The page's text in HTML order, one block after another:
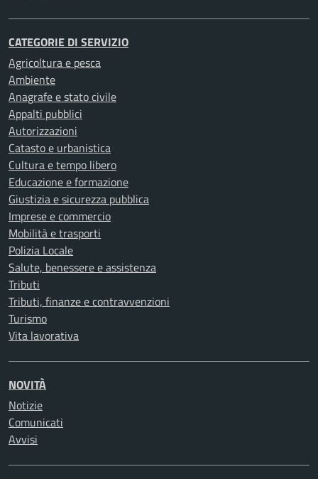
CATEGORIE DI SERVIZIO
Agricoltura e pesca
Ambiente
Anagrafe e stato civile
Appalti pubblici
Autorizzazioni
Catasto e urbanistica
Cultura e tempo libero
Educazione e formazione
Giustizia e sicurezza pubblica
Imprese e commercio
Mobilità e trasporti
Polizia Locale
Salute, benessere e assistenza
Tributi
Tributi, finanze e contravvenzioni
Turismo
Vita lavorativa
NOVITÀ
Notizie
Comunicati
Avvisi